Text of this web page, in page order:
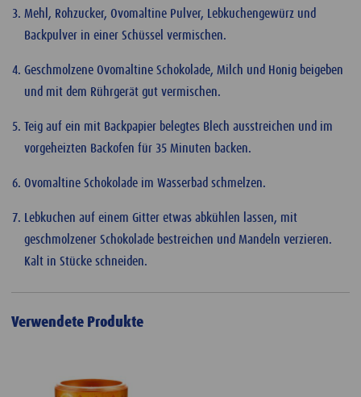
Mehl, Rohzucker, Ovomaltine Pulver, Lebkuchengewürz und
Backpulver in einer Schüssel vermischen.
Geschmolzene Ovomaltine Schokolade, Milch und Honig beigeben
und mit dem Rührgerät gut vermischen.
Teig auf ein mit Backpapier belegtes Blech ausstreichen und im
vorgeheizten Backofen für 35 Minuten backen.
Ovomaltine Schokolade im Wasserbad schmelzen.
Lebkuchen auf einem Gitter etwas abkühlen lassen, mit
geschmolzener Schokolade bestreichen und Mandeln verzieren.
Kalt in Stücke schneiden.
Verwendete Produkte